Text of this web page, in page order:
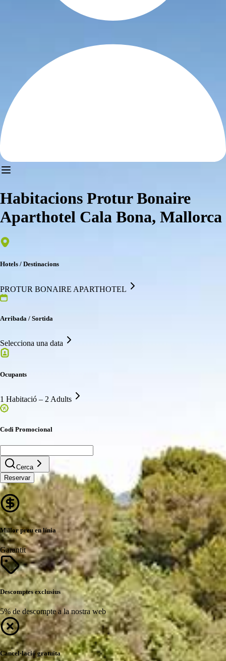
Habitacions Protur Bonaire
Aparthotel Cala Bona, Mallorca
Hotels / Destinacions
PROTUR BONAIRE APARTHOTEL
Arribada / Sortida
Selecciona una data
Ocupants
1 Habitació – 2 Adults
Codi Promocional
Cerca
Reservar
Millor preu en línia
Garantit
Descomptes exclusius
5% de descompte a la nostra web
Cancel·lació gratuïta